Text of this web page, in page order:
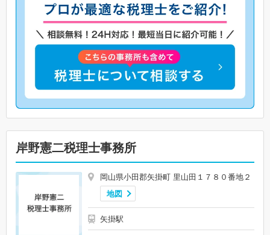
岸野憲二税理士事務所
岡山県小田郡矢掛町 里山田１７８０番地２
地図
矢掛駅